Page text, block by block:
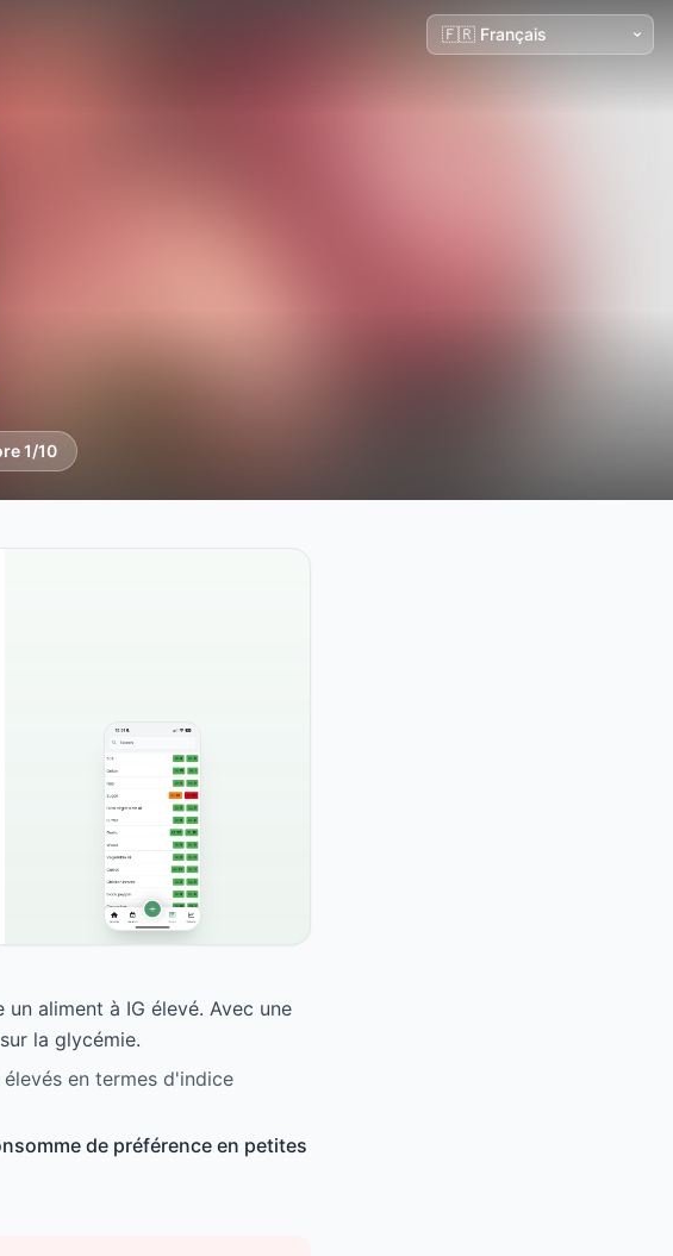
1/10
aliment à IG élevé. Avec une
la glycémie.
en termes d'indice
de préférence en petites